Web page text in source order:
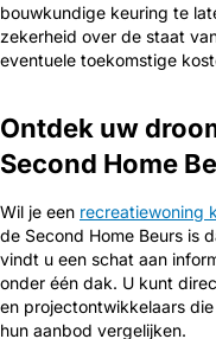
bouwkundige keuring te
zekerheid over de staat
eventuele toekomstige
Ontdek uw
Second Home
Wil je een recreatiewoning
de Second Home Beurs is
vindt u een schat aan
onder één dak. U kunt
en projectontwikkelaars
hun aanbod vergelijken.